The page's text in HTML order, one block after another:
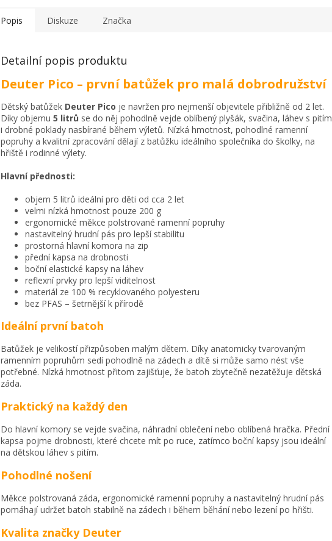
Popis Diskuze Značka
Detailní popis produktu
Deuter Pico – první batůžek pro malá dobrodružství
Dětský batůžek Deuter Pico je navržen pro nejmenší objevitele přibližně od 2 let.
Díky objemu 5 litrů se do něj pohodlně vejde oblíbený plyšák, svačina, láhev s pitím
i drobné poklady nasbírané během výletů. Nízká hmotnost, pohodlné ramenní
popruhy a kvalitní zpracování dělají z batůžku ideálního společníka do školky, na
hřiště i rodinné výlety.
Hlavní přednosti:
objem 5 litrů ideální pro děti od cca 2 let
velmi nízká hmotnost pouze 200 g
ergonomické měkce polstrované ramenní popruhy
nastavitelný hrudní pás pro lepší stabilitu
prostorná hlavní komora na zip
přední kapsa na drobnosti
boční elastické kapsy na láhev
reflexní prvky pro lepší viditelnost
materiál ze 100 % recyklovaného polyesteru
bez PFAS – šetrnější k přírodě
Ideální první batoh
Batůžek je velikostí přizpůsoben malým dětem. Díky anatomicky tvarovaným
ramenním popruhům sedí pohodlně na zádech a dítě si může samo nést vše
potřebné. Nízká hmotnost přitom zajišťuje, že batoh zbytečně nezatěžuje dětská
záda.
Praktický na každý den
Do hlavní komory se vejde svačina, náhradní oblečení nebo oblíbená hračka. Přední
kapsa pojme drobnosti, které chcete mít po ruce, zatímco boční kapsy jsou ideální
na dětskou láhev s pitím.
Pohodlné nošení
Měkce polstrovaná záda, ergonomické ramenní popruhy a nastavitelný hrudní pás
pomáhají udržet batoh stabilně na zádech i během běhání nebo lezení po hřišti.
Kvalita značky Deuter